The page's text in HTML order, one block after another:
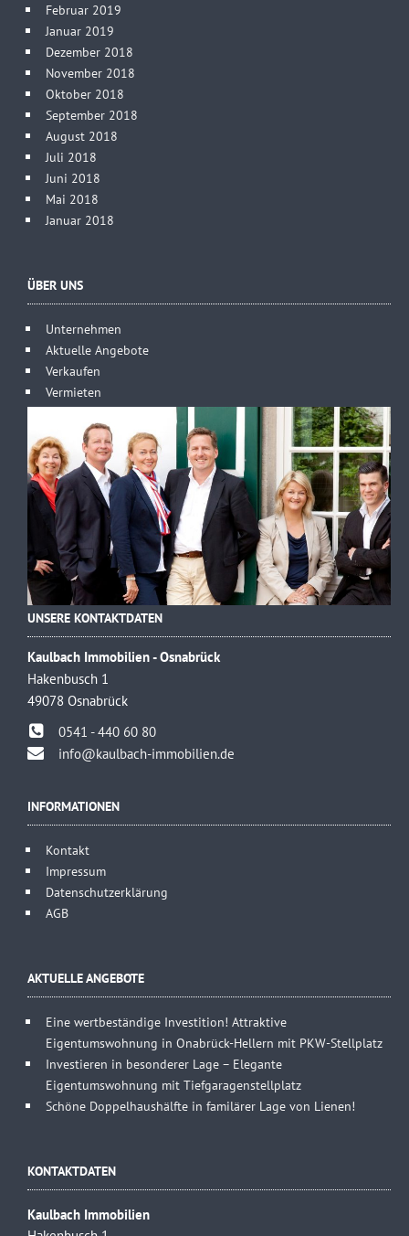
Februar 2019
Januar 2019
Dezember 2018
November 2018
Oktober 2018
September 2018
August 2018
Juli 2018
Juni 2018
Mai 2018
Januar 2018
ÜBER UNS
Unternehmen
Aktuelle Angebote
Verkaufen
Vermieten
UNSERE KONTAKTDATEN
Kaulbach Immobilien - Osnabrück
Hakenbusch 1
49078 Osnabrück
0541 - 440 60 80
info@kaulbach-immobilien.de
INFORMATIONEN
Kontakt
Impressum
Datenschutzerklärung
AGB
AKTUELLE ANGEBOTE
Eine wertbeständige Investition! Attraktive
Eigentumswohnung in Onabrück-Hellern mit PKW-Stellplatz
Investieren in besonderer Lage – Elegante
Eigentumswohnung mit Tiefgaragenstellplatz
Schöne Doppelhaushälfte in familärer Lage von Lienen!
KONTAKTDATEN
Kaulbach Immobilien